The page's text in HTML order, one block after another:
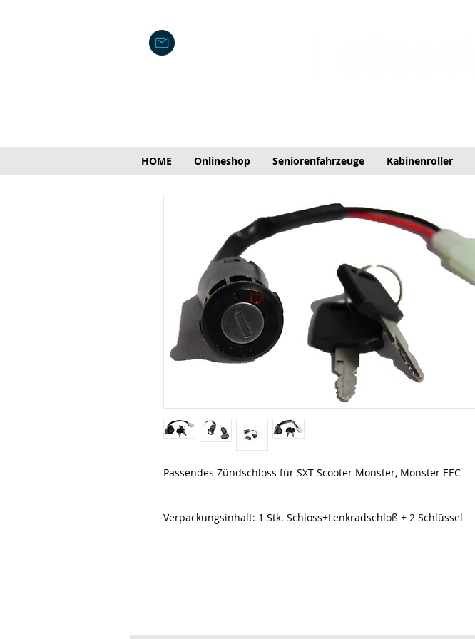
HOME Onlineshop Seniorenfahrzeuge Kabinenroller
Passendes Zündschloss für SXT Scooter Monster, Monster EEC
Verpackungsinhalt: 1 Stk. Schloss+Lenkradschloß + 2 Schlüssel